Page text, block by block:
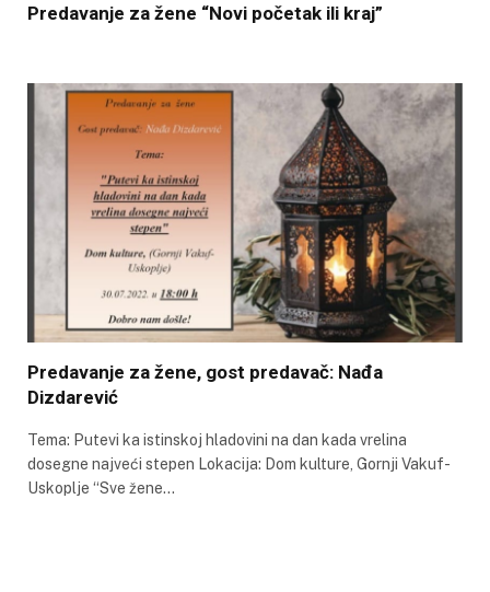
Predavanje za žene “Novi početak ili kraj”
Predavanje za žene, gost predavač: Nađa
Dizdarević
Tema: Putevi ka istinskoj hladovini na dan kada vrelina
dosegne najveći stepen Lokacija: Dom kulture, Gornji Vakuf-
Uskoplje “Sve žene…